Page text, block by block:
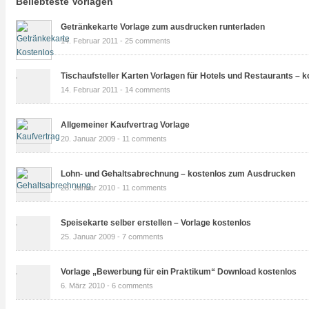
Getränkekarte Vorlage zum ausdrucken runterladen
14. Februar 2011 - 25 comments
Tischaufsteller Karten Vorlagen für Hotels und Restaurants –
14. Februar 2011 - 14 comments
Allgemeiner Kaufvertrag Vorlage
20. Januar 2009 - 11 comments
Lohn- und Gehaltsabrechnung – kostenlos zum Ausdrucken
28. Januar 2010 - 11 comments
Speisekarte selber erstellen – Vorlage kostenlos
25. Januar 2009 - 7 comments
Vorlage „Bewerbung für ein Praktikum“ Download kostenlos
6. März 2010 - 6 comments